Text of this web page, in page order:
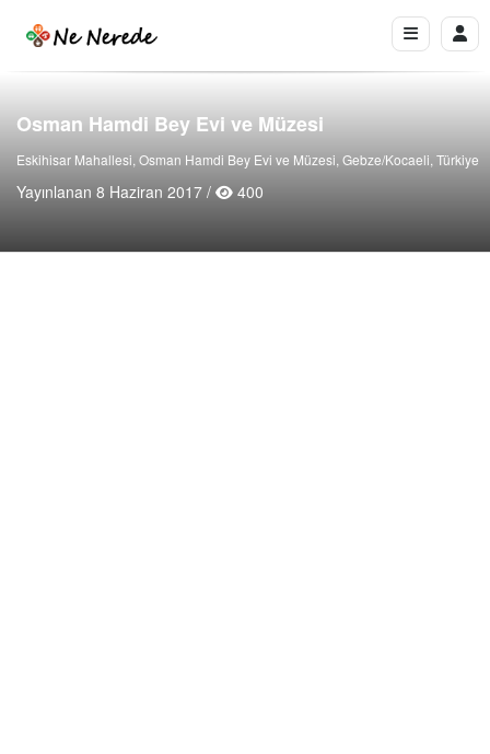
Osman Hamdi Bey Evi ve Müzesi
Eskihisar Mahallesi, Osman Hamdi Bey Evi ve Müzesi, Gebze/Kocaeli, Türkiye
Yayınlanan 8 Haziran 2017 / 400